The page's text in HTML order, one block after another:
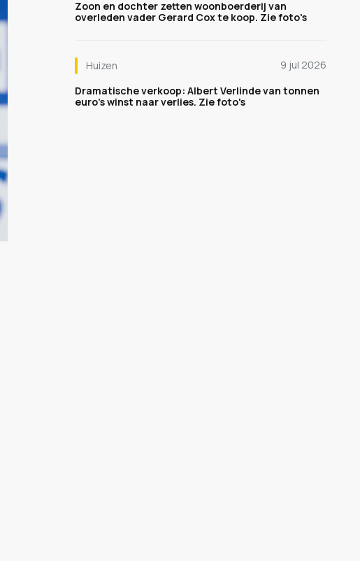
Zoon en dochter zetten woonboerderij van
overleden vader Gerard Cox te koop. Zie foto's
Huizen
9 jul 2026
Dramatische verkoop: Albert Verlinde van tonnen
euro's winst naar verlies. Zie foto's